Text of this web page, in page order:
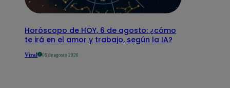
Horóscopo de HOY, 6 de agosto: ¿cómo
te irá en el amor y trabajo, según la IA?
Viral 06 de agosto 2026